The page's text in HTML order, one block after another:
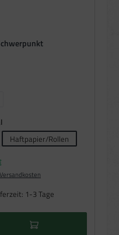
Haftpapier/Rollen
Preis:
1-3 Tage
benutze die Schaltflächen um die Anzahl zu